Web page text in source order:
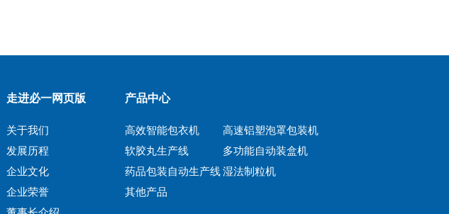
走进必一网页版
关于我们
发展历程
企业文化
企业荣誉
产品中心
高效智能包衣机
高速铝塑泡罩包装机
软胶丸生产线
多功能自动装盒机
药品包装自动生产线湿法制粒机
其他产品